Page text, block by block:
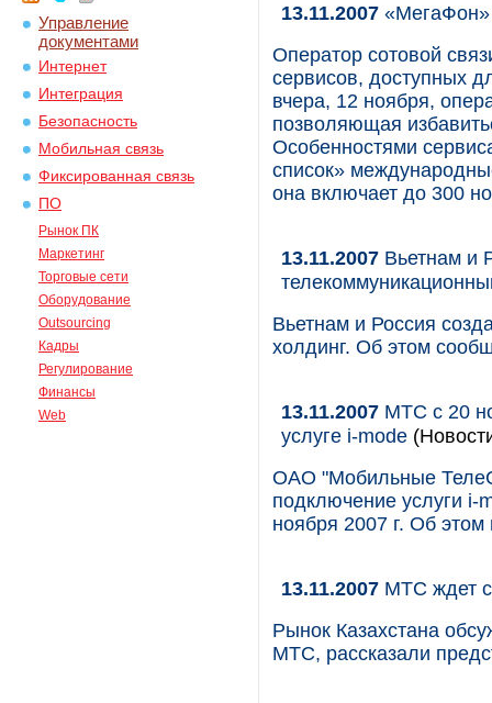
Управление
документами
Интернет
Интеграция
Безопасность
Мобильная связь
Фиксированная связь
ПО
Рынок ПК
Маркетинг
Торговые сети
Оборудование
Outsourcing
Кадры
Регулирование
Финансы
Web
13.11.2007 «МегаФон»
Оператор сотовой
сервисов, доступных
вчера, 12 ноября,
позволяющая
Особенностями
список»
она включает до 300
13.11.2007 Вьетнам и
Вьетнам и Россия
холдинг. Об этом
13.11.2007 МТС с 20
услуге i-mode
ОАО "Мобильные
подключение услуги i-
ноября 2007 г. Об
13.11.2007 МТС ждет
Рынок Казахстана
МТС, рассказали